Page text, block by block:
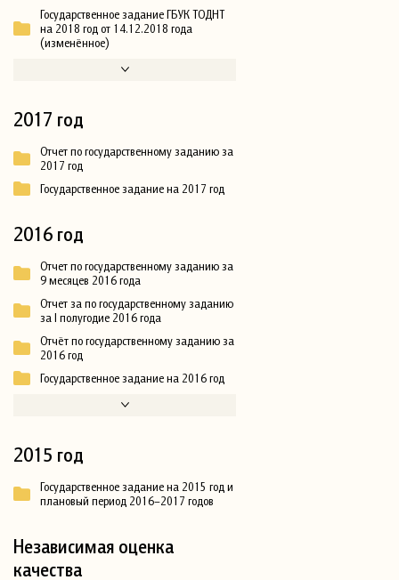
Государственное задание ГБУК ТОДНТ
на 2018 год от 14.12.2018 года
(изменённое)
2017 год
Отчет по государственному заданию за
2017 год
Государственное задание на 2017 год
2016 год
Отчет по государственному заданию за
9 месяцев 2016 года
Отчет за по государственному заданию
за I полугодие 2016 года
Отчёт по государственному заданию за
2016 год
Государственное задание на 2016 год
2015 год
Государственное задание на 2015 год и
плановый период 2016–2017 годов
Независимая оценка
качества